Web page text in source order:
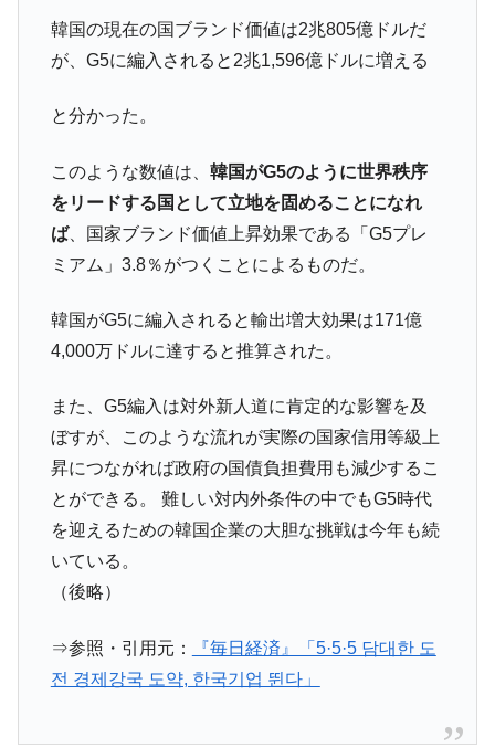
韓国の現在の国ブランド価値は2兆805億ドルだ
が、G5に編入されると2兆1,596億ドルに増える
と分かった。
このような数値は、 韓国がG5のように世界秩序
をリードする国として立地を固めることになれ
ば、国家ブランド価値上昇効果である「G5プレ
ミアム」3.8％がつくことによるものだ。
韓国がG5に編入されると輸出増大効果は171億
4,000万ドルに達すると推算された。
また、G5編入は対外新人道に肯定的な影響を及
ぼすが、このような流れが実際の国家信用等級上
昇につながれば政府の国債負担費用も減少するこ
とができる。 難しい対内外条件の中でもG5時代
を迎えるための韓国企業の大胆な挑戦は今年も続
いている。
（後略）
⇒参照・引用元：
『毎日経済』「5·5·5 담대한 도
전 경제강국 도약, 한국기업 뛴다」